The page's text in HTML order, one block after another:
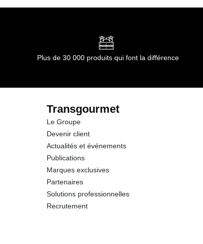
Plus de 30 000 produits qui font la différence
Transgourmet
Le Groupe
Devenir client
Actualités et événements
Publications
Marques exclusives
Partenaires
Solutions professionnelles
Recrutement